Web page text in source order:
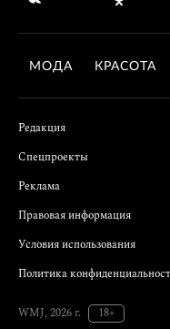
МОДА КРАСОТА
Редакция
Спецпроекты
Реклама
Правовая информация
Условия использования
Политика
WMJ, 2026 г. 18+